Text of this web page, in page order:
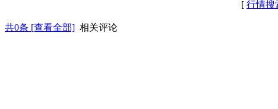
[ 行情搜
共0条 [查看全部] 相关评论